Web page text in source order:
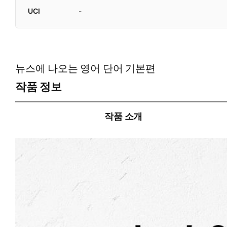
UCI
-
뉴스에 나오는 영어 단어 기본편
작품 정보
작품 소개